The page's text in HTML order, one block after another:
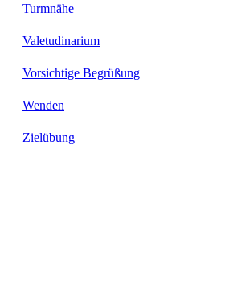
Turmnähe
Valetudinarium
Vorsichtige Begrüßung
Wenden
Zielübung